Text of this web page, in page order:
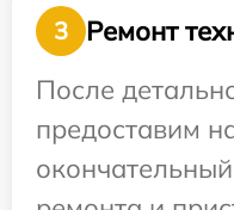
3
Ремонт
После
предоставим